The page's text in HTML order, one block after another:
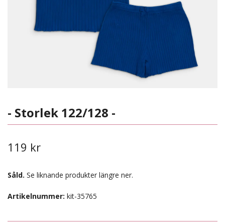
- Storlek 122/128 -
119 kr
Såld. Se liknande produkter längre ner.
Artikelnummer: kit-35765